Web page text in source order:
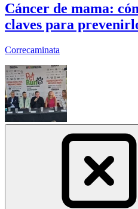
Cáncer de mama:
claves para
Correcaminata